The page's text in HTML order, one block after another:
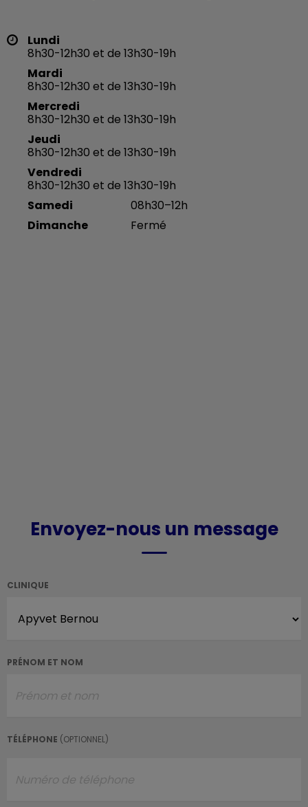
Lundi
8h30-12h30 et de 13h30-19h
Mardi
8h30-12h30 et de 13h30-19h
Mercredi
8h30-12h30 et de 13h30-19h
Jeudi
8h30-12h30 et de 13h30-19h
Vendredi
8h30-12h30 et de 13h30-19h
Samedi 08h30–12h
Dimanche Fermé
Envoyez-nous un message
CLINIQUE
PRÉNOM ET NOM
TÉLÉPHONE (OPTIONNEL)